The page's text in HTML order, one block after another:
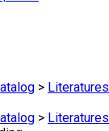
> Literatures
> Literatures